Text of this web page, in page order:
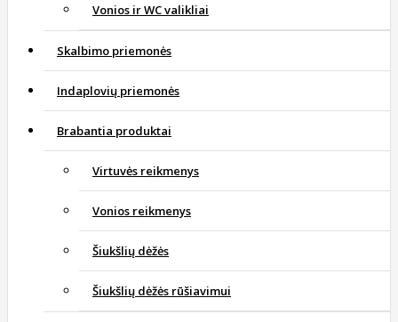
Vonios ir WC valikliai
Skalbimo priemonės
Indaplovių priemonės
Brabantia produktai
Virtuvės reikmenys
Vonios reikmenys
Šiukšlių dėžės
Šiukšlių dėžės rūšiavimui